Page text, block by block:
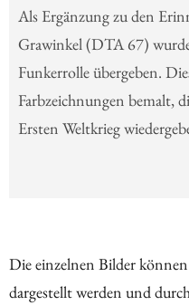
Als Ergänzung zu den
Grawinkel (DTA 67)
Funkerrolle übergeben.
Farbzeichnungen bemalt,
Ersten Weltkrieg
Die einzelnen Bilder
dargestellt werden und